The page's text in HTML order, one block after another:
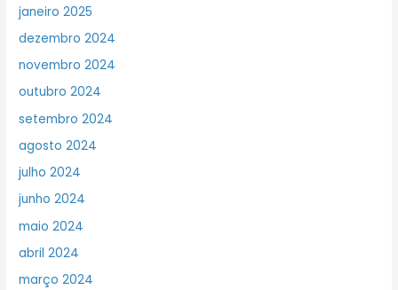
janeiro 2025
dezembro 2024
novembro 2024
outubro 2024
setembro 2024
agosto 2024
julho 2024
junho 2024
maio 2024
abril 2024
março 2024